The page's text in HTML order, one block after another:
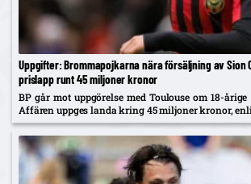
Uppgifter: Brommapojkarna nära försäljning av Sion
prislapp runt 45 miljoner kronor
BP går mot uppgörelse med Toulouse om 18-
Affären uppges landa kring 45 miljoner kronor,